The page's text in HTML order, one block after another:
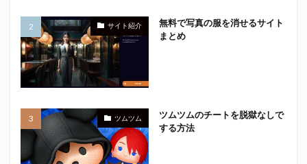
サイト紹介
無料で写真の服を消せるサイト
まとめ
ツムツム
ツムツムのチートを脱獄なしで
する方法